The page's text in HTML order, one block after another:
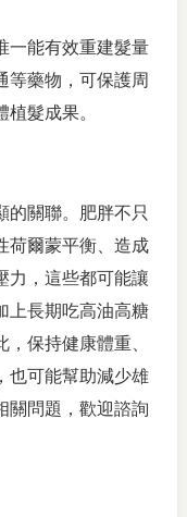
一能有效重建髮量
等藥物，可保護周
髮成果。
的關聯。肥胖不只
荷爾蒙平衡、造成
力，這些都可能讓
上長期吃高油高糖
保持健康體重、
也可能幫助減少雄
關問題，歡迎諮詢